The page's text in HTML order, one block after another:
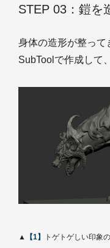
STEP 03：鎧を
身体の造形が整って
SubToolで作成して
▲ 【1】 トゲトゲしい印象